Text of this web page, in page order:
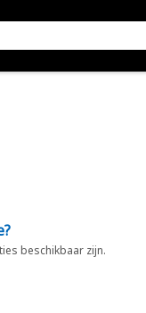
beschikbaar zijn.